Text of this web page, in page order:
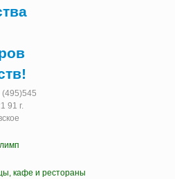
(495)545
91 г.
кафе и рестораны